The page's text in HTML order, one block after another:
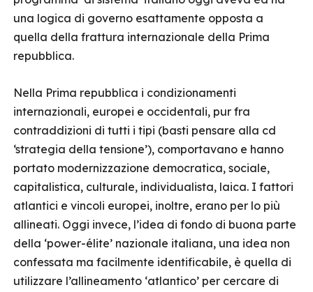
una logica di governo esattamente opposta a
quella della frattura internazionale della Prima
repubblica.
Nella Prima repubblica i condizionamenti
internazionali, europei e occidentali, pur fra
contraddizioni di tutti i tipi (basti pensare alla cd
‘strategia della tensione’), comportavano e hanno
portato modernizzazione democratica, sociale,
capitalistica, culturale, individualista, laica. I fattori
atlantici e vincoli europei, inoltre, erano per lo più
allineati. Oggi invece, l’idea di fondo di buona parte
della ‘power-élite’ nazionale italiana, una idea non
confessata ma facilmente identificabile, è quella di
utilizzare l’allineamento ‘atlantico’ per cercare di